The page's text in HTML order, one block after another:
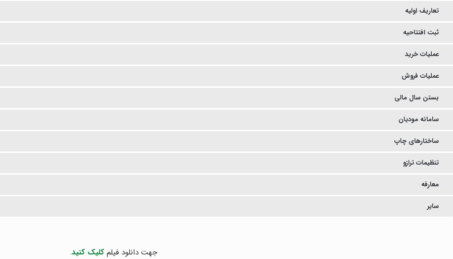
تعاریف اولیه
ثبت افتتاحیه
عملیات خرید
عملیات فروش
بستن سال مالی
سامانه مودیان
ساختارهای چاپ
تنظیمات ترازو
معارفه
سایر
جهت دانلود فیلمکلیک کنید.